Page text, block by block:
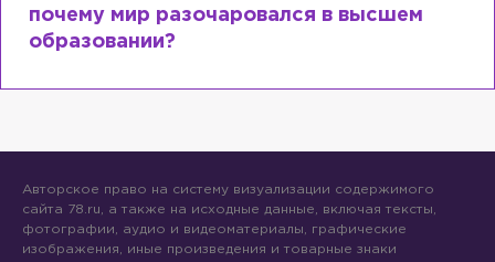
почему мир разочаровался в высшем
образовании?
Авторское право на систему визуализации содержимого
сайта 78.ru, а также на исходные данные, включая тексты,
фотографии, аудио и видеоматериалы, графические
изображения, иные произведения и товарные знаки